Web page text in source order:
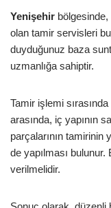
Yenişehir bölgesinde,
olan tamir servisleri
duyduğunuz baza
uzmanlığa sahiptir.
Tamir işlemi
arasında, iç yapının
parçalarının tamirinin
de yapılması
verilmelidir.